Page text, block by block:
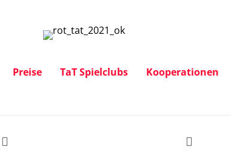
Preise TaT Spielclubs Kooperationen